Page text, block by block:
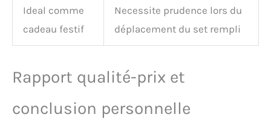
Ideal comme
cadeau festif
Necessite prudence lors du
déplacement du set rempli
Rapport qualité-prix et
conclusion personnelle